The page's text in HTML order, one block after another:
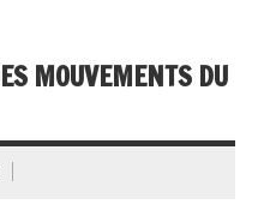
MOUVEMENTS DU